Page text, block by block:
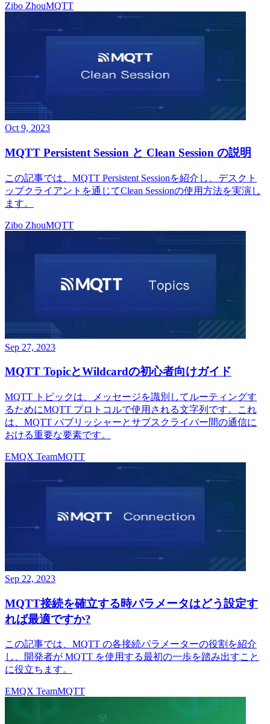
Zibo ZhouMQTT
Oct 9, 2023
MQTT Persistent Session と Clean Session の説明
この記事では、MQTT Persistent Sessionを紹介し、デスクト
ップクライアントを通じてClean Sessionの使用方法を実演し
ます。
Zibo ZhouMQTT
Sep 27, 2023
MQTT TopicとWildcardの初心者向けガイド
MQTT トピックは、メッセージを識別してルーティングす
るためにMQTT プロトコルで使用される文字列です。これ
は、MQTT パブリッシャーとサブスクライバー間の通信に
おける重要な要素です。
EMQX TeamMQTT
Sep 22, 2023
MQTT接続を確立する時パラメータはどう設定す
れば最適ですか?
この記事では、MQTT の各接続パラメーターの役割を紹介
し、開発者が MQTT を使用する最初の一歩を踏み出すこと
に役立ちます。
EMQX TeamMQTT